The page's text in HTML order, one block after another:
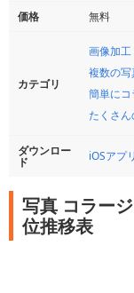
価格 無料
カテゴリ
画像加工
複数の
簡単に
たくさ
ダウンロー
ド iOSアプリ
写真 コラー
位推移表